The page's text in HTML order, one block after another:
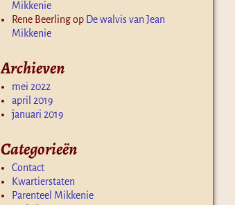
Mikkenie
Rene Beerlingop De walvis van Jean
Mikkenie
Archieven
mei 2022
april 2019
januari 2019
Categorieën
Contact
Kwartierstaten
Parenteel Mikkenie